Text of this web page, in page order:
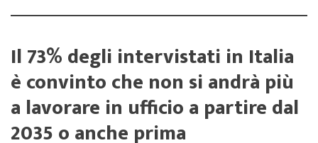
Il 73% degli intervistati in Italia
è convinto che non si andrà più
a lavorare in ufficio a partire dal
2035 o anche prima